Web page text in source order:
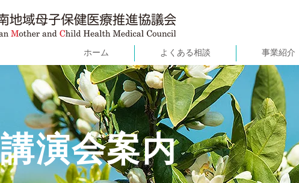
ホーム よくある相談 事業紹介
講演会案内